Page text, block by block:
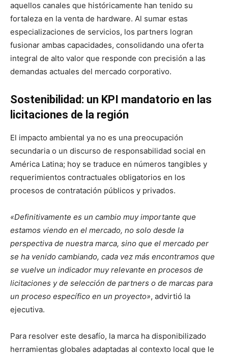
aquellos canales que históricamente han tenido su
fortaleza en la venta de hardware. Al sumar estas
especializaciones de servicios, los partners logran
fusionar ambas capacidades, consolidando una oferta
integral de alto valor que responde con precisión a las
demandas actuales del mercado corporativo.
Sostenibilidad: un KPI mandatorio en las
licitaciones de la región
El impacto ambiental ya no es una preocupación
secundaria o un discurso de responsabilidad social en
América Latina; hoy se traduce en números tangibles y
requerimientos contractuales obligatorios en los
procesos de contratación públicos y privados.
«Definitivamente es un cambio muy importante que
estamos viendo en el mercado, no solo desde la
perspectiva de nuestra marca, sino que el mercado per
se ha venido cambiando, cada vez más encontramos que
se vuelve un indicador muy relevante en procesos de
licitaciones y de selección de partners o de marcas para
un proceso específico en un proyecto», advirtió la
ejecutiva.
Para resolver este desafío, la marca ha disponibilizado
herramientas globales adaptadas al contexto local que le